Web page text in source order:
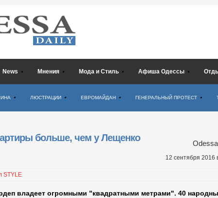
News Мнения Мода и Стиль Афиша Одессы
ЛЮСТРАЦИИ ЕВРОМАЙДАН ГЕНЕРАЛЬНЫЙ ПРОТЕСТ
больше, чем у Лещенко
12 сентября 2016
STYLE
владеет огромными "квадратными метрами". 40